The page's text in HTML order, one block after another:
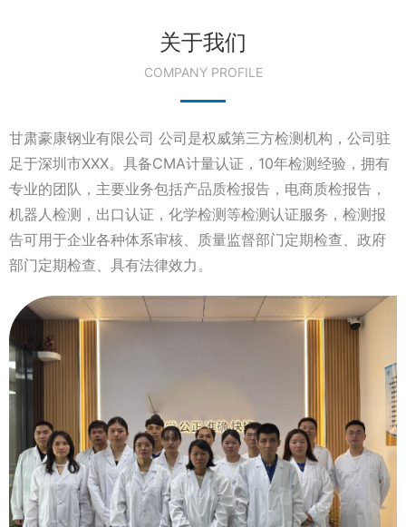
关于我们
COMPANY PROFILE
甘肃豪康钢业有限公司 公司是权威第三方检测机构，公司驻
足于深圳市XXX。具备CMA计量认证，10年检测经验，拥有
专业的团队，主要业务包括产品质检报告，电商质检报告，
机器人检测，出口认证，化学检测等检测认证服务，检测报
告可用于企业各种体系审核、质量监督部门定期检查、政府
部门定期检查、具有法律效力。